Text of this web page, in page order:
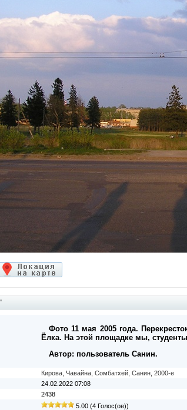
Фото 11 мая 2005 года.
Ёлка. На этой площадке мы,
Автор: пользователь Санин.
Кирова Чавайна Сомбатхей Санин 2000-е
24.02.2022 07:08
2438
5.00 (4 Голос(ов))